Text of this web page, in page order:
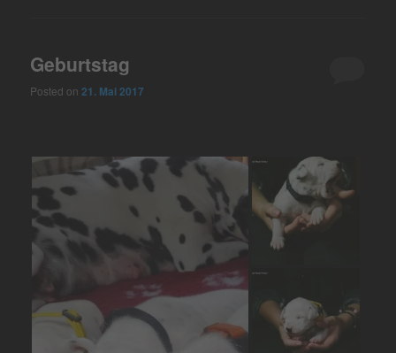
Geburtstag
Posted on21. Mai 2017